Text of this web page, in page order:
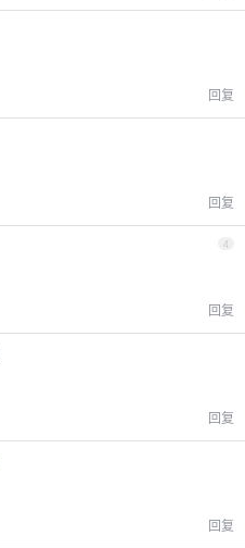
回复
回复
4
回复
回复
回复